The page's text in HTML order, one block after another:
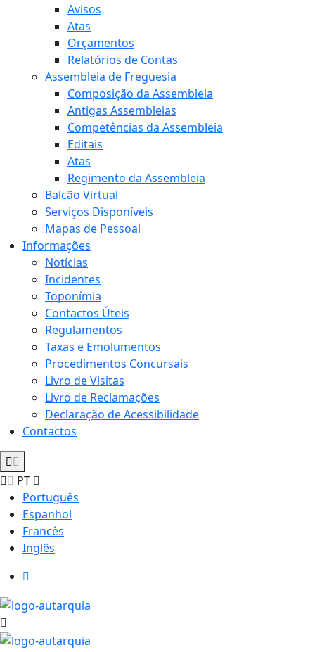
Avisos
Atas
Orçamentos
Relatórios de Contas
Assembleia de Freguesia
Composição da Assembleia
Antigas Assembleias
Competências da Assembleia
Editais
Atas
Regimento da Assembleia
Balcão Virtual
Serviços Disponíveis
Mapas de Pessoal
Informações
Notícias
Incidentes
Toponímia
Contactos Úteis
Regulamentos
Taxas e Emolumentos
Procedimentos Concursais
Livro de Visitas
Livro de Reclamações
Declaração de Acessibilidade
Contactos
PT
Português
Espanhol
Francês
Inglês